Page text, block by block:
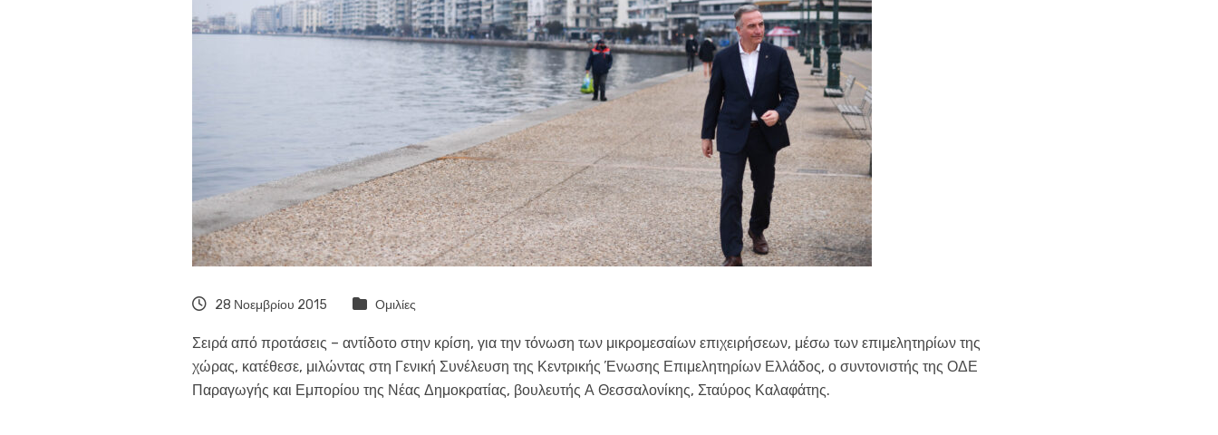
28 Νοεμβρίου 2015 Ομιλίες
Σειρά από προτάσεις – αντίδοτο στην κρίση, για την τόνωση των μικρομεσαίων επιχειρήσεων, μέσω των επιμελητηρίων της
χώρας, κατέθεσε, μιλώντας στη Γενική Συνέλευση της Κεντρικής Ένωσης Επιμελητηρίων Ελλάδος, ο συντονιστής της ΟΔΕ
Παραγωγής και Εμπορίου της Νέας Δημοκρατίας, βουλευτής Α Θεσσαλονίκης, Σταύρος Καλαφάτης.